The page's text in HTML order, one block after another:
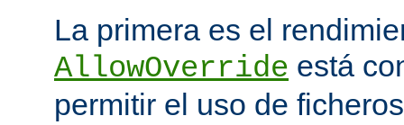
La primera es el
AllowOverride está
permitir el uso de